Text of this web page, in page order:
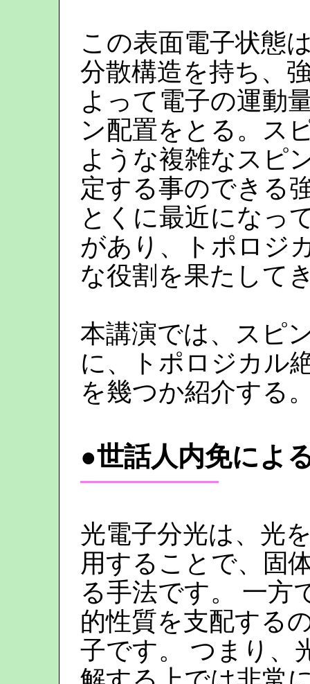
この表面電子状態
分散構造を持ち、
よって電子の運動
ン配置をとる。ス
ような複雑なスピ
定する事のできる
とくに最近になっ
があり、トポロジ
な役割を果たして
本講演では、スピ
に、トポロジカル
を幾つか紹介する
●世話人内免によ
光電子分光は、光
用することで、固
る手法です。 一方
的性質を支配する
子です。 つまり、